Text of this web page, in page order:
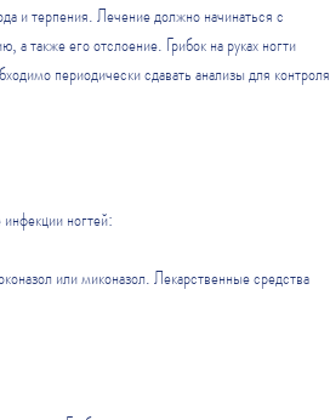
и терпения. Лечение должно начинаться с
также его отслоение. Грибок на руках ногти
периодически сдавать анализы для контроля
ногтей:
или миконазол. Лекарственные средства